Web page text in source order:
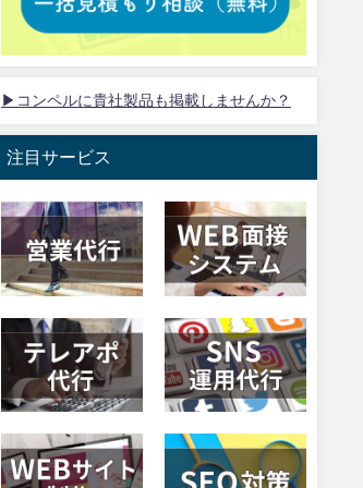
▶コンペルに貴社製品も掲載しませんか？
注目サービス